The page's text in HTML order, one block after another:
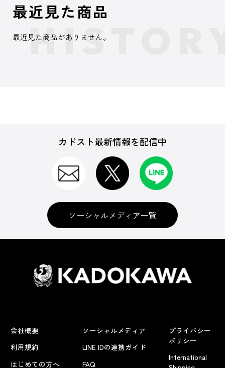
最近見た商品
最近見た商品がありません。
カドスト最新情報を配信中
ソーシャルメディア一覧
会社概要
利用規約
はじめての方へ
ソーシャルメディア
LINE IDの連携ガイド
FAQ
プライバシー
ポリシー
International